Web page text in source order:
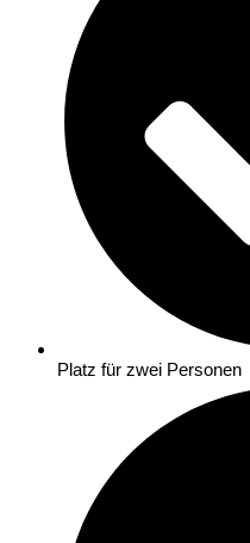
Platz für zwei Personen